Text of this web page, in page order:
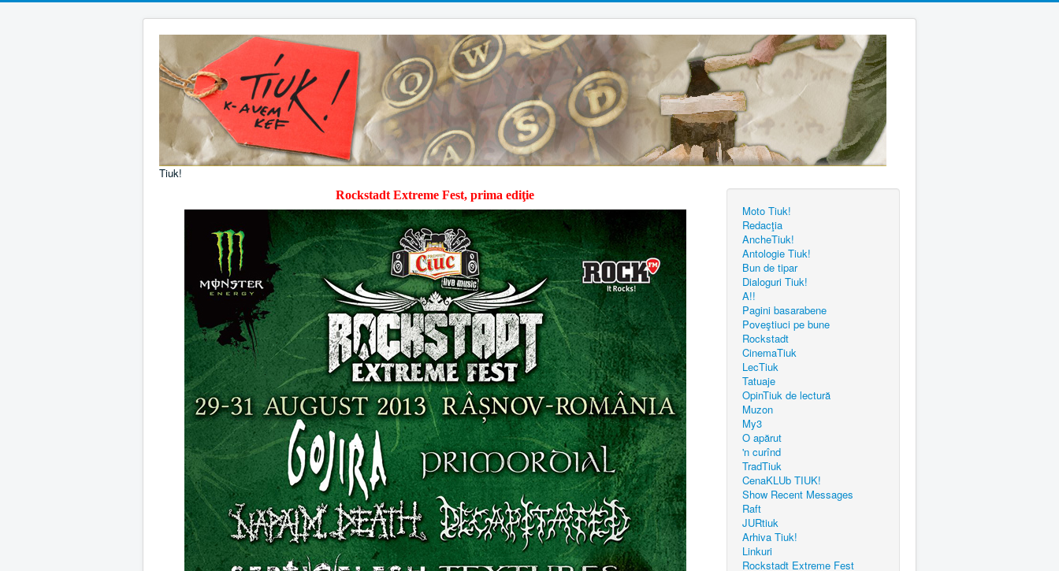
Tiuk!
Rockstadt Extreme Fest, prima ediţie
Moto Tiuk!
Redacţia
AncheTiuk!
Antologie Tiuk!
Bun de tipar
Dialoguri Tiuk!
A!!
Pagini basarabene
Poveştiuci pe bune
Rockstadt
CinemaTiuk
LecTiuk
Tatuaje
OpinTiuk de lectură
Muzon
My3
O apărut
'n curînd
TradTiuk
CenaKLUb TIUK!
Show Recent Messages
Raft
JURtiuk
Arhiva Tiuk!
Linkuri
Rockstadt Extreme Fest